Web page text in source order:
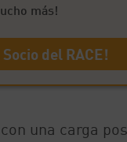
más!
del RACE!
una carga